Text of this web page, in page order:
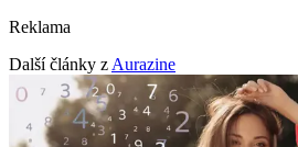
Reklama
Další články z Aurazine